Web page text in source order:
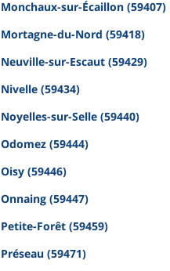
Monchaux-sur-Écaillon (59407)
Mortagne-du-Nord (59418)
Neuville-sur-Escaut (59429)
Nivelle (59434)
Noyelles-sur-Selle (59440)
Odomez (59444)
Oisy (59446)
Onnaing (59447)
Petite-Forêt (59459)
Préseau (59471)